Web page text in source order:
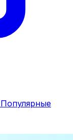
Популярные